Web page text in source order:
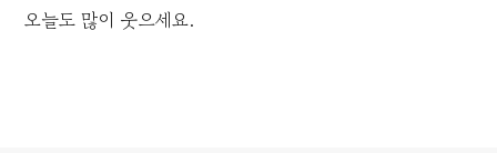
오늘도 많이 웃으세요.